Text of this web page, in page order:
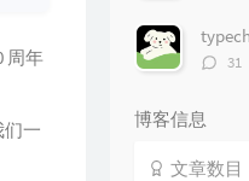
周年
们一
数：
评
31
博客信息
文章数目